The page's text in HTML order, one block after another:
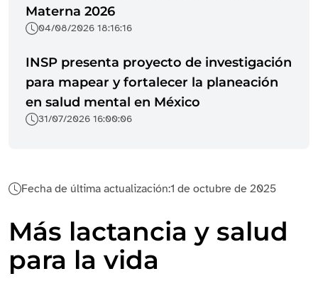
Materna 2026
04/08/2026 18:16:16
INSP presenta proyecto de investigación
para mapear y fortalecer la planeación
en salud mental en México
31/07/2026 16:00:06
Fecha de última actualización:1 de octubre de 2025
Más lactancia y salud
para la vida